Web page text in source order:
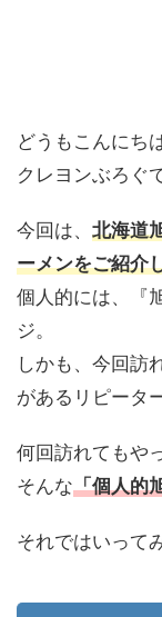
どうもこんにち
クレヨンぶろぐ
今回は、 北海道
ーメンをご紹介
個人的には、『
ジ。
しかも、今回訪
があるリピータ
何回訪れてもや
そんな「個人的
それではいって